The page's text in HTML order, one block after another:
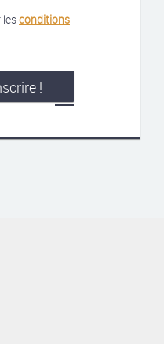
lesconditions
!